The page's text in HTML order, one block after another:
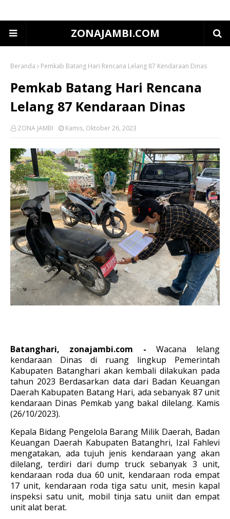
ZONAJAMBI.COM
Beranda Pemkab Batang Hari Rencana Lelang 87 Kendaraan Dinas
Pemkab Batang Hari Rencana
Lelang 87 Kendaraan Dinas
ZONA JAMBI Kamis, Oktober 26, 2023
Batanghari, zonajambi.com - Wacana lelang
kendaraan Dinas di ruang lingkup Pemerintah
Kabupaten Batanghari akan kembali dilakukan pada
tahun 2023 Berdasarkan data dari Badan Keuangan
Daerah Kabupaten Batang Hari, ada sebanyak 87 unit
kendaraan Dinas Pemkab yang bakal dilelang. Kamis
(26/10/2023).
Kepala Bidang Pengelola Barang Milik Daerah, Badan
Keuangan Daerah Kabupaten Batanghri, Izal Fahlevi
mengatakan, ada tujuh jenis kendaraan yang akan
dilelang, terdiri dari dump truck sebanyak 3 unit,
kendaraan roda dua 60 unit, kendaraan roda empat
17 unit, kendaraan roda tiga satu unit, mesin kapal
inspeksi satu unit, mobil tinja satu uniit dan empat
unit alat berat.